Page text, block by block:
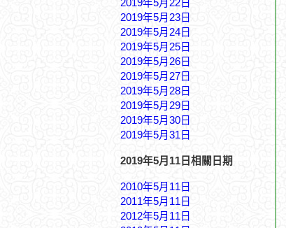
2019年5月22日
2019年5月23日
2019年5月24日
2019年5月25日
2019年5月26日
2019年5月27日
2019年5月28日
2019年5月29日
2019年5月30日
2019年5月31日
2019年5月11日相關日期
2010年5月11日
2011年5月11日
2012年5月11日